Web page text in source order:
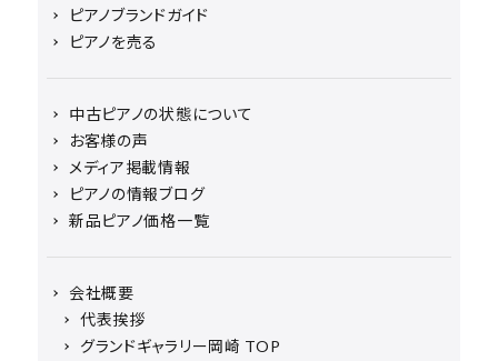
ピアノブランドガイド
ピアノを売る
中古ピアノの状態について
お客様の声
メディア掲載情報
ピアノの情報ブログ
新品ピアノ価格一覧
会社概要
代表挨拶
グランドギャラリー岡崎 TOP